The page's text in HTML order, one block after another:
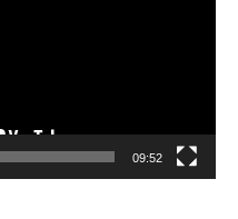
09:52